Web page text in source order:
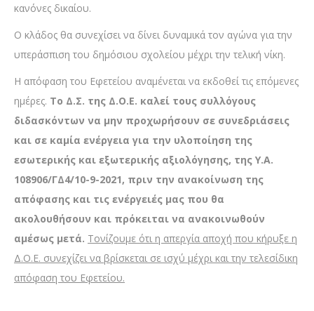
κανόνες δικαίου.
Ο κλάδος θα συνεχίσει να δίνει δυναμικά τον αγώνα για την
υπεράσπιση του δημόσιου σχολείου μέχρι την τελική νίκη.
Η απόφαση του Εφετείου αναμένεται να εκδοθεί τις επόμενες
ημέρες. Το Δ.Σ. της Δ.Ο.Ε. καλεί τους συλλόγους
διδασκόντων να μην προχωρήσουν σε συνεδριάσεις
και σε καμία ενέργεια για την υλοποίηση της
εσωτερικής και εξωτερικής αξιολόγησης, της Υ.Α.
108906/ΓΔ4/10-9-2021, πριν την ανακοίνωση της
απόφασης και τις ενέργειές μας που θα
ακολουθήσουν και πρόκειται να ανακοινωθούν
αμέσως μετά. Τονίζουμε ότι η απεργία αποχή που κήρυξε η
Δ.Ο.Ε. συνεχίζει να βρίσκεται σε ισχύ μέχρι και την τελεσίδικη
απόφαση του Εφετείου.